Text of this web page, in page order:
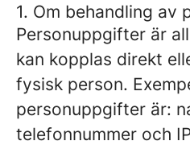
1. Om behandling av
Personuppgifter är
kan kopplas direkt
fysisk person.
personuppgifter är:
telefonnummer och